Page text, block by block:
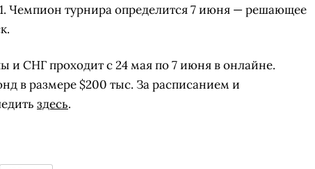
Чемпион турнира определится 7 июня — решающее
и СНГ проходит с 24 мая по 7 июня в онлайне.
в размере $200 тыс. За расписанием и
здесь.